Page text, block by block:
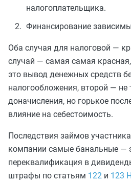
налогоплательщика.
Финансирование
Оба случая для налоговой —
случай — самая самая
это вывод денежных средств
налогообложения, второй —
доначисления, но горькое
влияние на себестоимость.
Последствия займов
компании самые банальные —
переквалификация в
штрафы по статьям 122 и 123